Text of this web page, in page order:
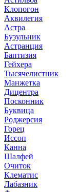
Клопогон
Аквилегия
Астра
Бузульник
Астранция
Баптизия
Гейхера
Тысячелистник
Манжетка
Дицентра
Посконник
Буквица
Роджерсия
Горец
Иссоп
Канна
Шалфей
Очиток
Клематис
Лабазник